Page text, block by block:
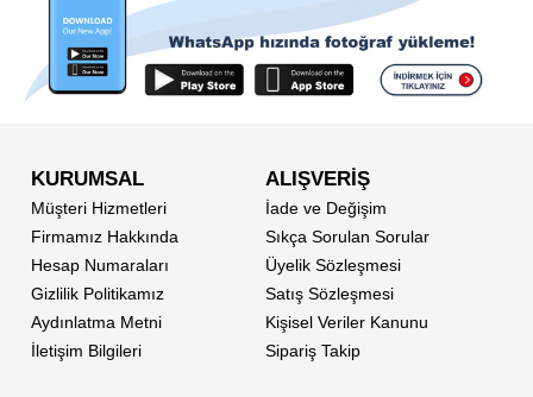
KURUMSAL
Müşteri Hizmetleri
Firmamız Hakkında
Hesap Numaraları
Gizlilik Politikamız
Aydınlatma Metni
İletişim Bilgileri
ALIŞVERİŞ
İade ve Değişim
Sıkça Sorulan Sorular
Üyelik Sözleşmesi
Satış Sözleşmesi
Kişisel Veriler Kanunu
Sipariş Takip